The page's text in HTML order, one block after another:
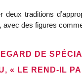
deux traditions
avec des figures
DE
« LE REND-IL